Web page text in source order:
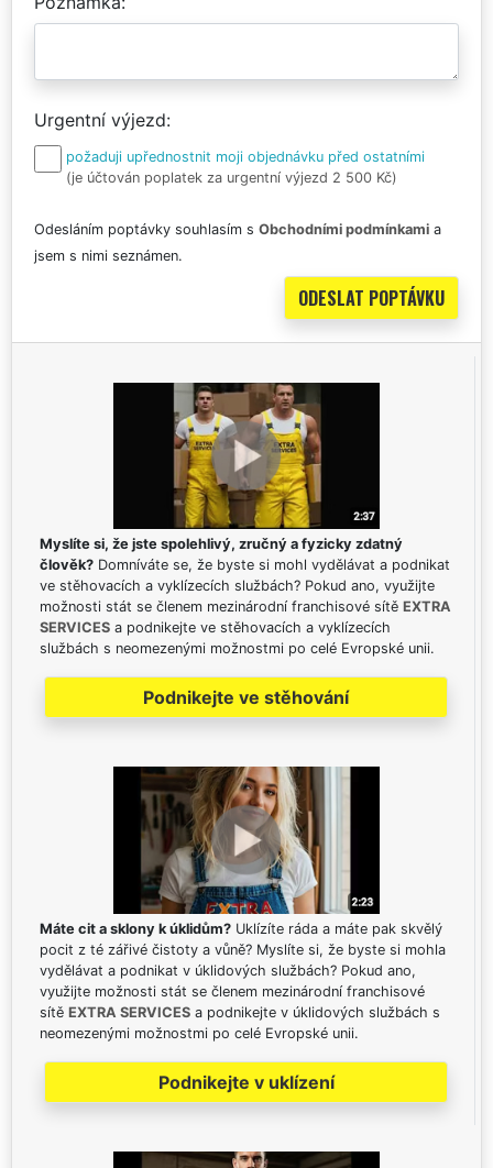
Urgentní výjezd
požaduji upřednostnit moji objednávku před ostatními
(je účtován poplatek za urgentní výjezd 2 500 Kč)
Odesláním poptávky souhlasím s Obchodními podmínkami a
jsem s nimi seznámen.
Myslíte si, že jste spolehlivý, zručný a fyzicky zdatný
člověk? Domníváte se, že byste si mohl vydělávat a podnikat
ve stěhovacích a vyklízecích službách? Pokud ano, využijte
možnosti stát se členem mezinárodní franchisové sítě EXTRA
SERVICES a podnikejte ve stěhovacích a vyklízecích
službách s neomezenými možnostmi po celé Evropské unii.
Podnikejte ve stěhování
Máte cit a sklony k úklidům? Uklízíte ráda a máte pak skvělý
pocit z té zářivé čistoty a vůně? Myslíte si, že byste si mohla
vydělávat a podnikat v úklidových službách? Pokud ano,
využijte možnosti stát se členem mezinárodní franchisové
sítě EXTRA SERVICES a podnikejte v úklidových službách s
neomezenými možnostmi po celé Evropské unii.
Podnikejte v uklízení